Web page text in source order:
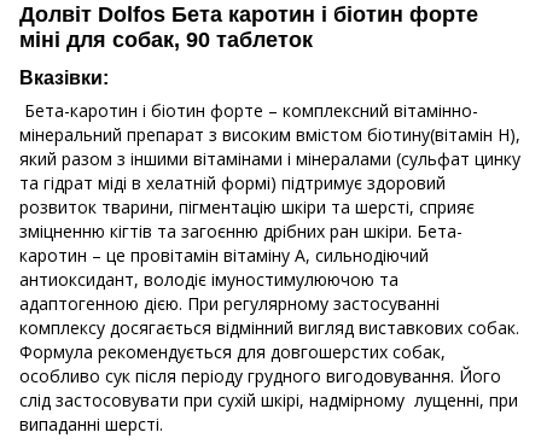
Долвіт Dolfos Бета каротин і біотин форте
міні для собак, 90 таблеток
Вказівки:
Бета-каротин і біотин форте – комплексний вітамінно-
мінеральний препарат з високим вмістом біотину(вітамін H),
який разом з іншими вітамінами і мінералами (сульфат цинку
та гідрат міді в хелатній формі) підтримує здоровий
розвиток тварини, пігментацію шкіри та шерсті, сприяє
зміцненню кігтів та загоєнню дрібних ран шкіри. Бета-
каротин – це провітамін вітаміну А, сильнодіючий
антиоксидант, володіє імуностимулюючою та
адаптогенною дією. При регулярному застосуванні
комплексу досягається відмінний вигляд виставкових собак.
Формула рекомендується для довгошерстих собак,
особливо сук після періоду грудного вигодовування. Його
слід застосовувати при сухій шкірі, надмірному лущенні, при
випаданні шерсті.